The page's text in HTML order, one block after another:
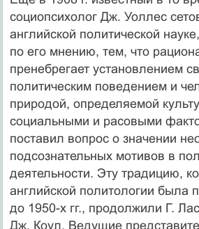
социопсихолог Дж. Уоллес
английской политической
по его мнению, тем, что
пренебрегает установлением
политическим поведением и
природой, определяемой
социальными и расовыми
поставил вопрос о значении
подсознательных мотивов в
деятельности. Эту традицию,
английской политологии была
до 1950-х гг., продолжили Г.
Дж. Коул. Ведущие